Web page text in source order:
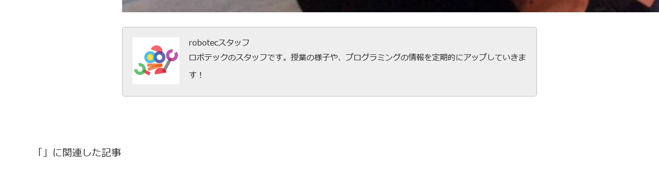
robotecスタッフ
ロボテックのスタッフです。授業の様子や、プログラミングの情報を定期的にアップしていきま
す！
「」に関連した記事